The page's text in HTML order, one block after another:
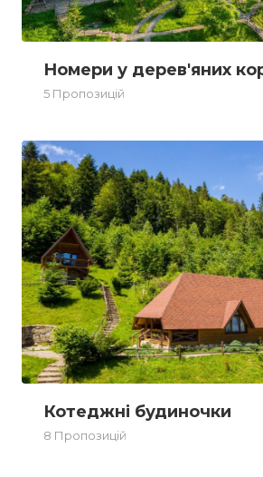
Номери у дерев'яних
5 Пропозицій
Котеджні будиночки
8 Пропозицій